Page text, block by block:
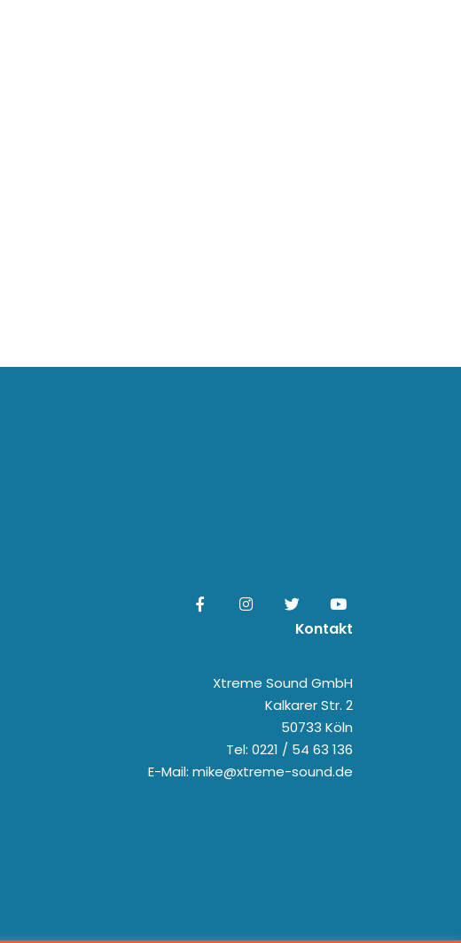
Kontakt
Xtreme Sound GmbH
Kalkarer Str. 2
50733 Köln
Tel: 0221 / 54 63 136
E-Mail: mike@xtreme-sound.de